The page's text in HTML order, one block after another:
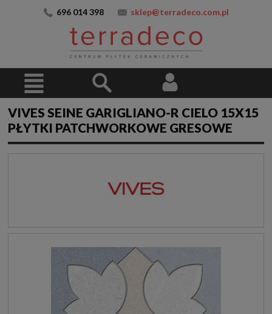
696 014 398 sklep@terradeco.com.pl
VIVES SEINE GARIGLIANO-R CIELO 15X15
PŁYTKI PATCHWORKOWE GRESOWE